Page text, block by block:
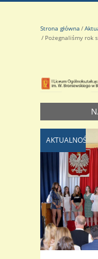
Strona główna
Pożegnaliśmy rok
AKTUALNOŚCI